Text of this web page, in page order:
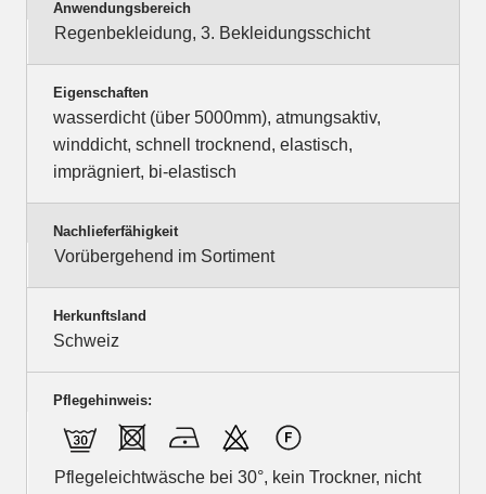
Anwendungsbereich
Regenbekleidung, 3. Bekleidungsschicht
Eigenschaften
wasserdicht (über 5000mm), atmungsaktiv,
winddicht, schnell trocknend, elastisch,
imprägniert, bi-elastisch
Nachlieferfähigkeit
Vorübergehend im Sortiment
Herkunftsland
Schweiz
Pflegehinweis:
Pflegeleichtwäsche bei 30°, kein Trockner, nicht